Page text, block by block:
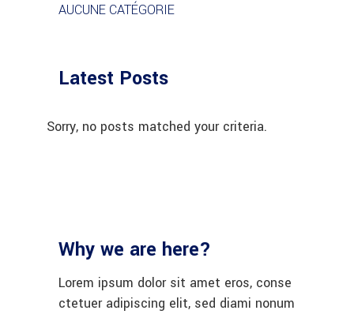
AUCUNE CATÉGORIE
Latest Posts
Sorry, no posts matched your criteria.
Why we are here?
Lorem ipsum dolor sit amet eros, conse
ctetuer adipiscing elit, sed diami nonum